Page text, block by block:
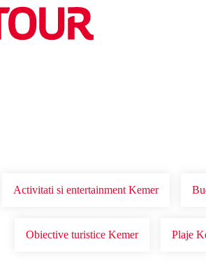
perfecta OFERTE DE NERATAT
Activitati si entertainment Kemer
Obiective turistice Kemer Plaje